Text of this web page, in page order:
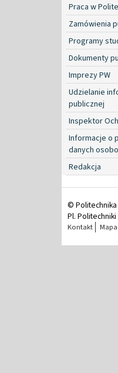
Praca w
Zamówienia
Programy
Dokumenty
Imprezy PW
Udzielanie
publicznej
Inspektor
Informacje o
danych
Redakcja
© Politechnika
Pl.
Kontakt